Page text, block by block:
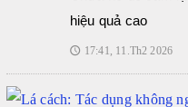
hiệu quả cao
🕔 17:41, 11.Th2 2026